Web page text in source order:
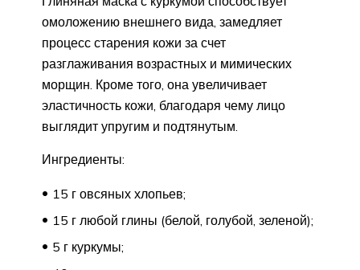
омоложению внешнего вида, замедляет
процесс старения кожи за счет
разглаживания возрастных и мимических
морщин. Кроме того, она увеличивает
эластичность кожи, благодаря чему лицо
выглядит упругим и подтянутым.
Ингредиенты:
15 г овсяных хлопьев;
15 г любой глины (белой, голубой, зеленой);
5 г куркумы;